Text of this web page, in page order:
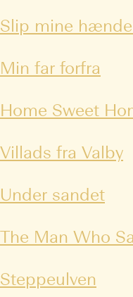
Slip mine
Min far forfra
Home Sweet
Villads fra Valby
Under sandet
The Man Who
Steppeulven